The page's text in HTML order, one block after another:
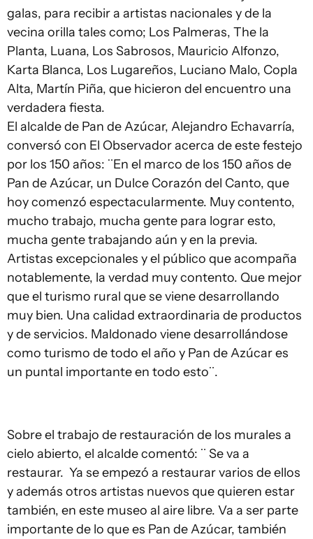
galas, para recibir a artistas nacionales y de la
vecina orilla tales como; Los Palmeras, The la
Planta, Luana, Los Sabrosos, Mauricio Alfonzo,
Karta Blanca, Los Lugareños, Luciano Malo, Copla
Alta, Martín Piña, que hicieron del encuentro una
verdadera fiesta.
El alcalde de Pan de Azúcar, Alejandro Echavarría,
conversó con El Observador acerca de este festejo
por los 150 años: ¨En el marco de los 150 años de
Pan de Azúcar, un Dulce Corazón del Canto, que
hoy comenzó espectacularmente. Muy contento,
mucho trabajo, mucha gente para lograr esto,
mucha gente trabajando aún y en la previa.
Artistas excepcionales y el público que acompaña
notablemente, la verdad muy contento. Que mejor
que el turismo rural que se viene desarrollando
muy bien. Una calidad extraordinaria de productos
y de servicios. Maldonado viene desarrollándose
como turismo de todo el año y Pan de Azúcar es
un puntal importante en todo esto¨.
Sobre el trabajo de restauración de los murales a
cielo abierto, el alcalde comentó: ¨ Se va a
restaurar. Ya se empezó a restaurar varios de ellos
y además otros artistas nuevos que quieren estar
también, en este museo al aire libre. Va a ser parte
importante de lo que es Pan de Azúcar, también